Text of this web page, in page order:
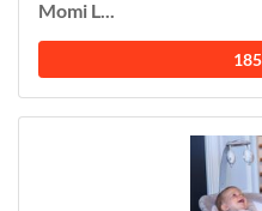
Momi L...